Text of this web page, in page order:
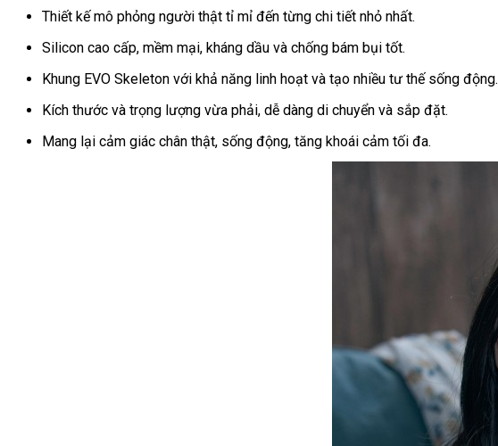
Tình
Cao
R7
Shizuka
Mô
Thiết kế mô phỏng người thật tỉ mỉ đến từng chi tiết nhỏ nhất.
Silicon cao cấp, mềm mại, kháng dầu và chống bám bụi tốt.
Khung EVO Skeleton với khả năng linh hoạt và tạo nhiều tư thế sống động.
Kích thước và trọng lượng vừa phải, dễ dàng di chuyển và sắp đặt.
Mang lại cảm giác chân thật, sống động, tăng khoái cảm tối đa.